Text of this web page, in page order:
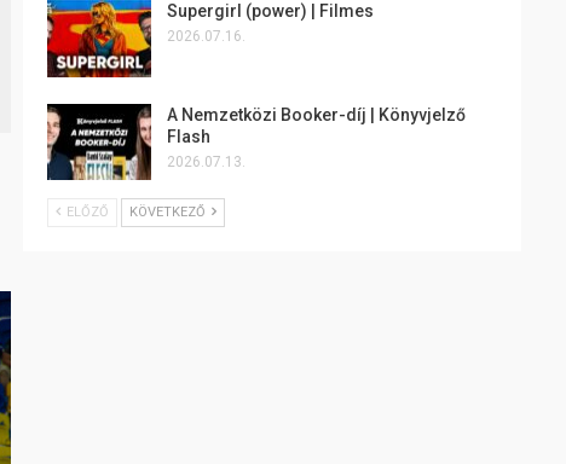
Supergirl (power) | Filmes
2026.07.16.
A Nemzetközi Booker-díj | Könyvjelző
Flash
2026.07.13.
ELŐZŐ KÖVETKEZŐ